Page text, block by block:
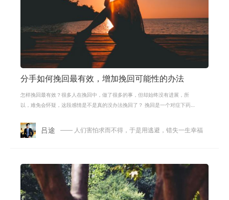
分手如何挽回最有效，增加挽回可能性的办法
怎样挽回最有效？很多人在挽回中，做了很多的事，但却始终没有进展，所
以，难免会怀疑，这段感情是不是真的没办法挽回了？ 挽回是一个对症下药的
吕途 —— 人们害怕求而不得，于是用逃避，错失一生幸福